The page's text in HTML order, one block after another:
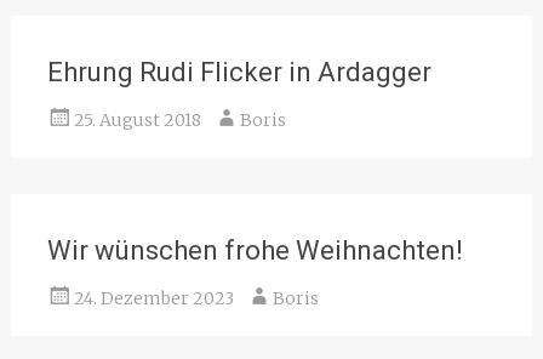
Ehrung Rudi Flicker in Ardagger
25. August 2018 Boris
Wir wünschen frohe Weihnachten!
24. Dezember 2023 Boris